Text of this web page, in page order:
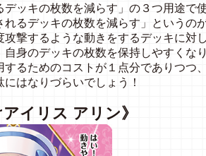
デッキの枚数を減らす」の３つ用途で
れるデッキの枚数を減らす」というの
攻撃するような動きをするデッキに対
自身のデッキの枚数を保持しやすくな
するためのコストが１点分でありつつ
はなりづらいでしょう！
イリス アリン》